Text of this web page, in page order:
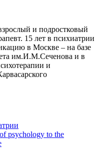
и подростковый
15 лет в психиатрии
в Москве – на базе
им.И.М.Сеченова и в
и
psychology to the